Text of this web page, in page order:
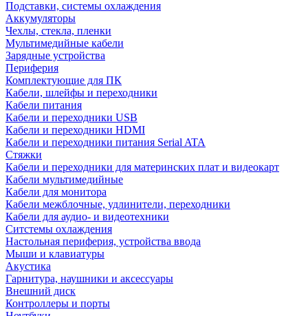
Подставки, системы охлаждения
Аккумуляторы
Чехлы, стекла, пленки
Мультимедийные кабели
Зарядные устройства
Периферия
Комплектующие для ПК
Кабели, шлейфы и переходники
Кабели питания
Кабели и переходники USB
Кабели и переходники HDMI
Кабели и переходники питания Serial ATA
Стяжки
Кабели и переходники для материнских плат и видеокарт
Кабели мультимедийные
Кабели для монитора
Кабели межблочные, удлинители, переходники
Кабели для аудио- и видеотехники
Ситстемы охлаждения
Настольная периферия, устройства ввода
Мыши и клавиатуры
Акустика
Гарнитура, наушники и аксессуары
Внешний диск
Контроллеры и порты